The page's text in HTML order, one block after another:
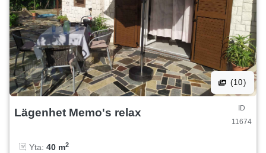
(10)
Lägenhet Memo's relax
ID
11674
Yta: 40 m2